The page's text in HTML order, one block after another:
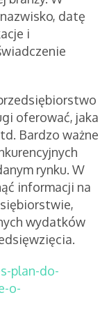
datę
i
oferować, jaka
Bardzo ważne
rynku. W
informacji na
wydatków
plan-do-
o-